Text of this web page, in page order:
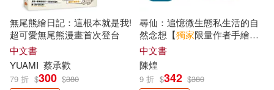
文學小說(549)
商業理財(144) 藝術設計(99)
人文社科(128) 自然科普(28)
無尾熊繪日記：這根本就是我!
超可愛無尾熊漫畫首次登台
中文書
YUAMI 蔡承歡
79 折 $300 $380
尋仙：追憶微生態私生活的自
然念想【獨家限量作者手繪書
籤】
中文書
陳煌
9 折 $342 $380